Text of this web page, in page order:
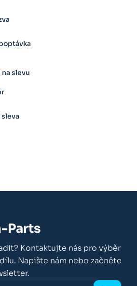
slevu
Parts
Kontaktujte nás pro výběr
Napište nám nebo začněte